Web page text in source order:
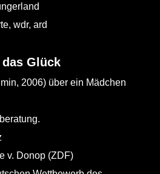
wdr, ard
Glück
2006) über ein Mädchen
v. Donop (ZDF)